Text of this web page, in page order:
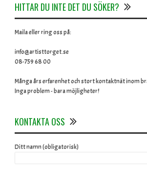
HITTAR DU INTE DET DU SÖKER?
Maila eller ring oss på:
info@artisttorget.se
08-759 68 00
Många års erfarenhet och stort kontaktnät inom
Inga problem - bara möjligheter!
KONTAKTA OSS
Ditt namn (obligatorisk)